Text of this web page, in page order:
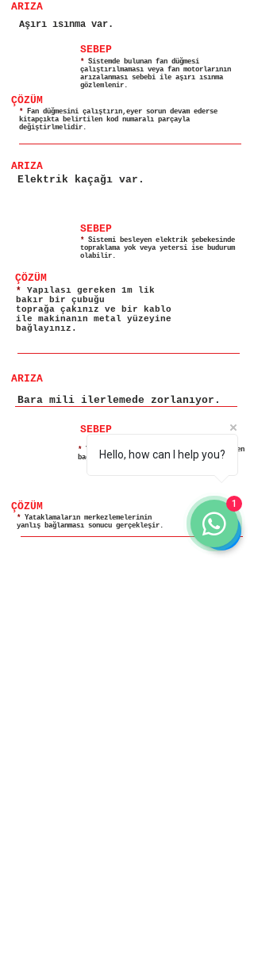
ARIZA
Aşırı ısınma var.
SEBEP
* Sistemde bulunan fan düğmesi
çalıştırılmaması veya fan motorlarının
arızalanması sebebi ile aşırı ısınma
gözlemlenir.
ÇÖZÜM
* Fan düğmesini çalıştırın,eyer sorun devam ederse
kitapçıkta belirtilen kod numaralı parçayla
değiştirlmelidir.
ARIZA
Elektrik kaçağı var.
SEBEP
* Sistemi besleyen elektrik şebekesinde
topraklama yok veya yetersi ise budurum
olabilir.
ÇÖZÜM
* Yapılası gereken 1m lik
bakır bir çubuğu
toprağa çakınız ve bir kablo
ile makinanın metal yüzeyine
bağlayınız.
ARIZA
Bara mili ilerlemede zorlanıyor.
SEBEP
* Yatak eksenleri kontrol edilerek yeniden
bağlanmalı.
ÇÖZÜM
* Yataklamaların merkezlemelerinin
yanlış bağlanması sonucu gerçekleşir.
Hello, how can I help you?
1